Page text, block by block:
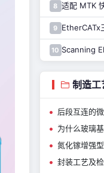
8
9
10
制造工
后段互连的微缩之路：越
为什么玻璃基板（
氮化镓增强型
封装工艺及